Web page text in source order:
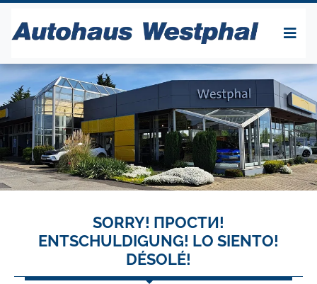
SORRY! ПРОСТИ!
ENTSCHULDIGUNG! LO SIENTO!
DÉSOLÉ!